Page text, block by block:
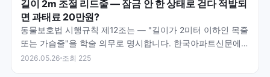
길이 2m 조절 리드줄 — 잠금 안 한 상태로 걷다 적발되
면 과태료 20만원?
동물보호법 시행규칙 제12조는 — "길이가 2미터 이하인 목줄
또는 가슴줄"을 학술 의무로 명시합니다. 한국아파트신문에
따르면 — 2m 이상 줄이라도 줄 길이를 조절해 실…
2026.05.26 조회 225